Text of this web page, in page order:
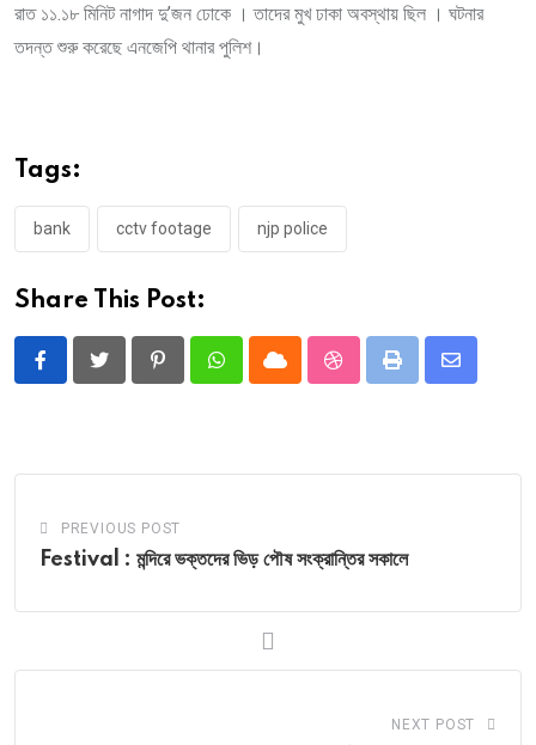
রাত ১১.১৮ মিনিট নাগাদ দু’জন ঢোকে । তাদের মুখ ঢাকা অবস্থায় ছিল । ঘটনার
তদন্ত শুরু করেছে এনজেপি থানার পুলিশ।
Tags:
bank cctv footage njp police
Share This Post:
PinterestWhatsappCloud StumbleUpon
Print
Share
PREVIOUS POST
Festival : মন্দিরে ভক্তদের ভিড় পৌষ সংক্রান্তির সকালে
NEXT POST